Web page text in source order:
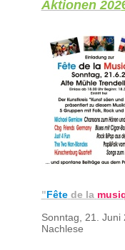
Aktionen 202
"Fête de la
Sonntag, 21. Juni
Nachlese